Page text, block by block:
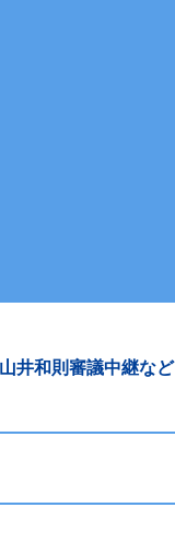
山井和則審議中継など